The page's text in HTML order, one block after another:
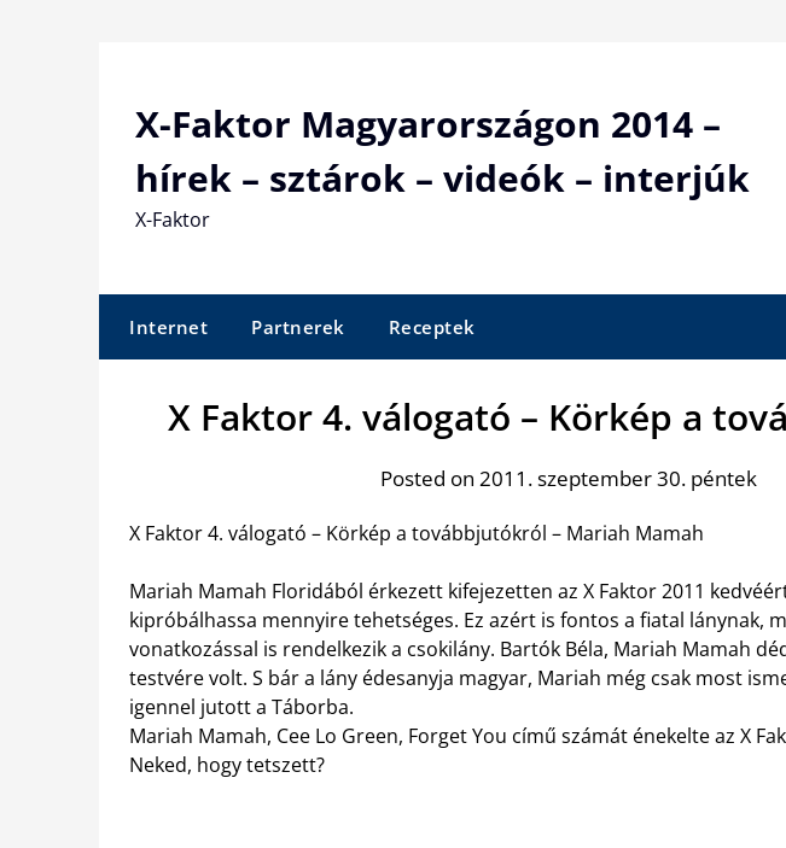
X-Faktor Magyarországon 2014 –
hírek – sztárok – videók – interjúk
X-Faktor
Internet Partnerek Receptek
X Faktor 4. válogató – Körkép a
Posted on 2011. szeptember 30. péntek
X Faktor 4. válogató – Körkép a továbbjutókról – Mariah Mamah
Mariah Mamah Floridából érkezett kifejezetten az X Faktor 2011
kipróbálhassa mennyire tehetséges. Ez azért is fontos a fiatal lánynak,
vonatkozással is rendelkezik a csokilány. Bartók Béla, Mariah Mamah
testvére volt. S bár a lány édesanyja magyar, Mariah még csak most
igennel jutott a Táborba.
Mariah Mamah, Cee Lo Green, Forget You című számát énekelte az X
Neked, hogy tetszett?